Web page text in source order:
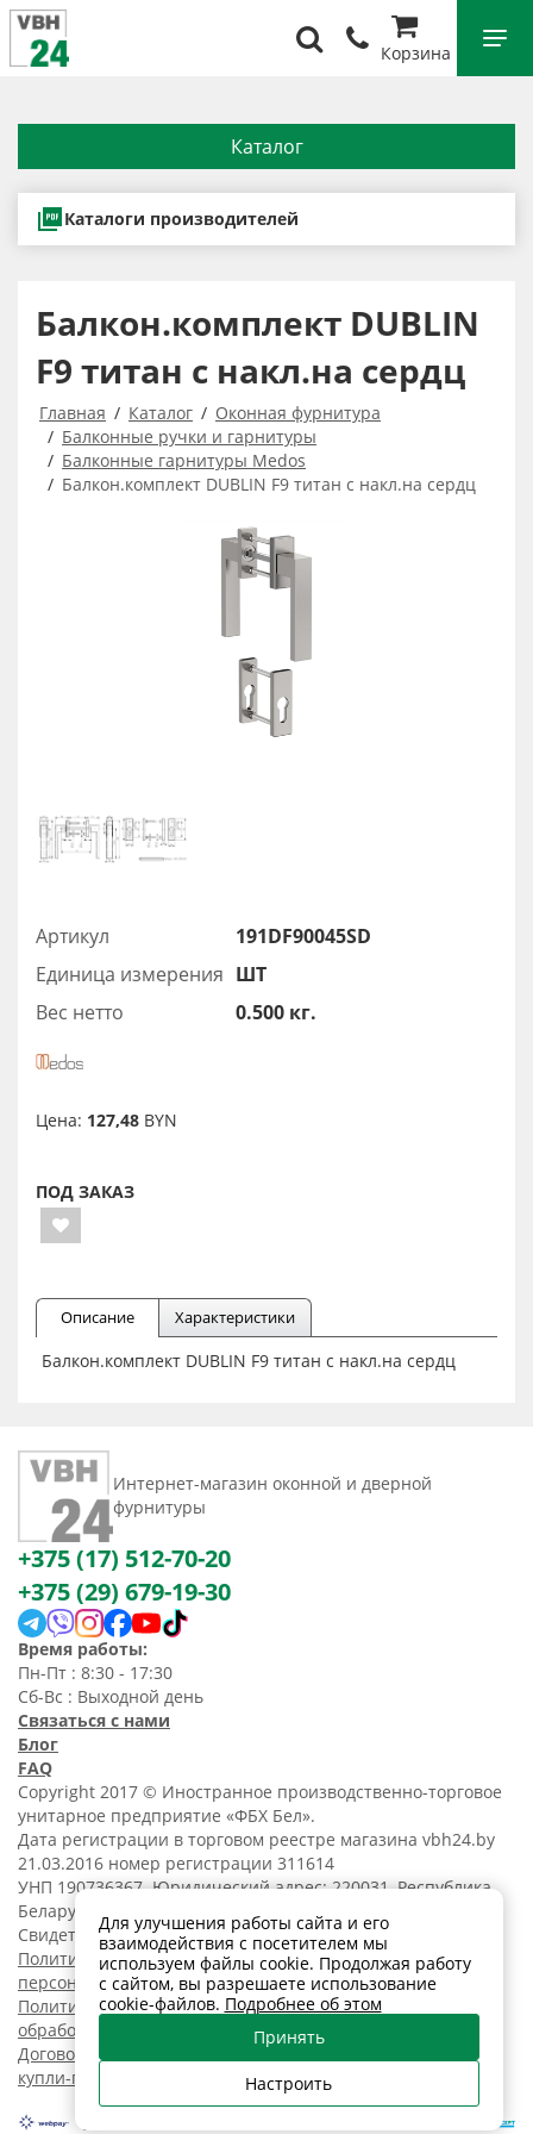
Корзина
Каталог
Каталоги производителей
Балкон.комплект DUBLIN
F9 титан с накл.на сердц
Главная Каталог
Оконная фурнитура
Балконные ручки и гарнитуры
Балконные гарнитуры Medos
Балкон.комплект DUBLIN F9 титан с накл.на сердц
Артикул
191DF90045SD
Единица измерения ШТ
Вес нетто
0.500 кг.
Цена: 127,48 BYN
ПОД ЗАКАЗ
Описание Характеристики
Балкон.комплект DUBLIN F9 титан с накл.на сердц
Интернет-магазин оконной и дверной
фурнитуры
+375 (17) 512-70-20
+375 (29) 679-19-30
Время работы:
Пн-Пт : 8:30 - 17:30
Сб-Вс : Выходной день
Связаться с нами
Блог
FAQ
Copyright 2017 © Иностранное производственно-торговое
унитарное предприятие «ФБХ Бел».
Дата регистрации в торговом реестре магазина vbh24.by
21.03.2016 номер регистрации 311614
УНП 190736367. Юридический адрес: 220031, Республика
Беларусь, г. Минск, ул. Танковая, 15-1, 5 этаж;
Свидетельство о регистрации N190736367 от 11.02.2014.
Политика обработки
персональных данных
Политика в отношении
обработки cookies
Договор розничной
купли-продажи
Для улучшения работы сайта и его
взаимодействия с посетителем мы
используем файлы cookie. Продолжая работу
с сайтом, вы разрешаете использование
cookie-файлов. Подробнее об этом
Принять
Настроить